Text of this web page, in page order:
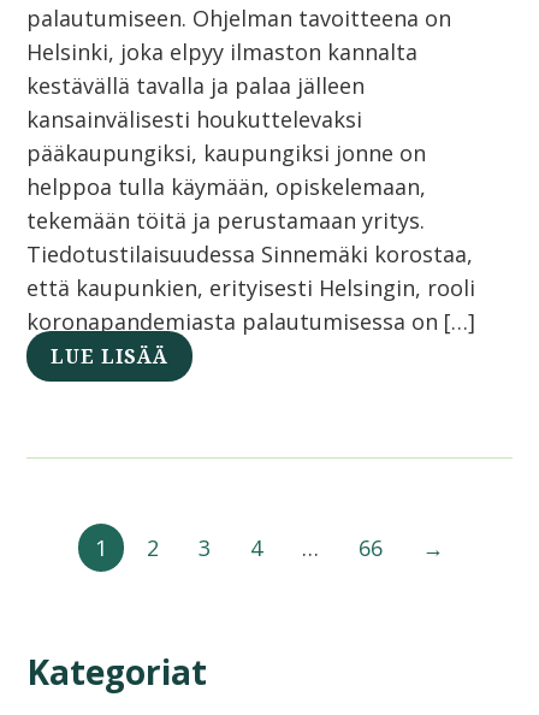
palautumiseen. Ohjelman tavoitteena on
Helsinki, joka elpyy ilmaston kannalta
kestävällä tavalla ja palaa jälleen
kansainvälisesti houkuttelevaksi
pääkaupungiksi, kaupungiksi jonne on
helppoa tulla käymään, opiskelemaan,
tekemään töitä ja perustamaan yritys.
Tiedotustilaisuudessa Sinnemäki korostaa,
että kaupunkien, erityisesti Helsingin, rooli
koronapandemiasta palautumisessa on […]
LUE LISÄÄ
1 2 3 4 … 66 →
Kategoriat